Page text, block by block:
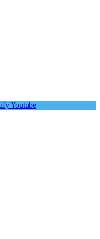
Youtube